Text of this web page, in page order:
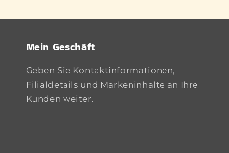
Mein Geschäft
Geben Sie Kontaktinformationen,
Filialdetails und Markeninhalte an Ihre
Kunden weiter.